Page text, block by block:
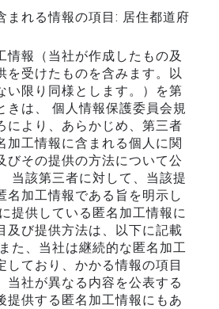
まれる情報の項目: 居住都道府
情報（当社が作成したもの及
を受けたものを含みます。以
い限り同様とします。）を第
きは、 個人情報保護委員会規
により、あらかじめ、第三者
加工情報に含まれる個人に関
びその提供の方法について公
当該第三者に対して、当該提
名加工情報である旨を明示し
提供している匿名加工情報に
及び提供方法は、以下に記載
た、当社は継続的な匿名加工
しており、かかる情報の項目
当社が異なる内容を公表する
提供する匿名加工情報にもあ